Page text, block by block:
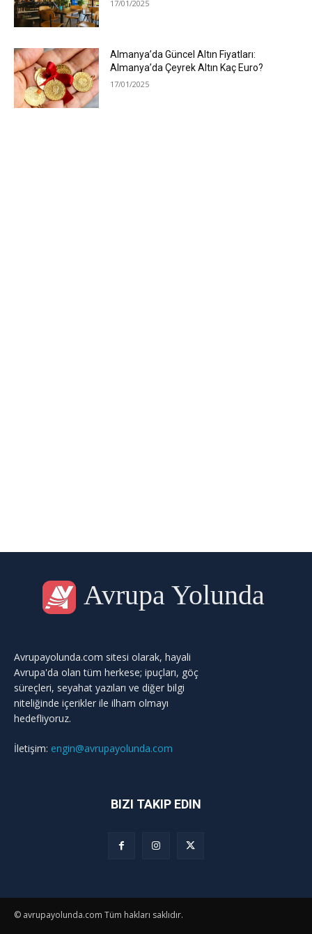
17/01/2025
Almanya’da Güncel Altın Fiyatları:
Almanya’da Çeyrek Altın Kaç Euro?
17/01/2025
Avrupa Yolunda
Avrupayolunda.com sitesi olarak, hayali
Avrupa'da olan tüm herkese; ipuçları, göç
süreçleri, seyahat yazıları ve diğer bilgi
niteliğinde içerikler ile ilham olmayı
hedefliyoruz.
İletişim: engin@avrupayolunda.com
BIZI TAKIP EDIN
© avrupayolunda.com Tüm hakları saklıdır.